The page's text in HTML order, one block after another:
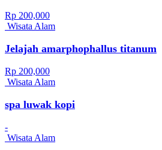
Rp 200,000
Wisata Alam
Jelajah amarphophallus titanum
Rp 200,000
Wisata Alam
spa luwak kopi
-
Wisata Alam